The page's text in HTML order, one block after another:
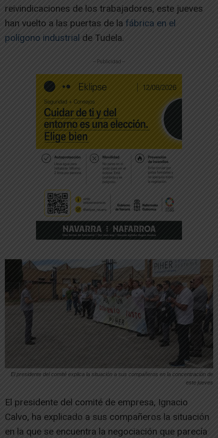
reivindicaciones de los trabajadores, este jueves
han vuelto a las puertas de la fábrica en el
polígono industrial de Tudela.
-- Publicidad --
El presidente del comité explica la situación a sus compañeros en la concentración de
este jueves
El presidente del comité de empresa, Ignacio
Calvo, ha explicado a sus compañeros la situación
en la que se encuentra la negociación que parecía